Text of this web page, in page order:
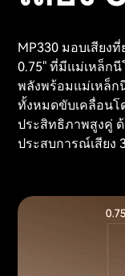
MP330 มอบเสียง
0.75" ที่มีแม่เหล็กนี
พลังพร้อมแม่เหล็ก
ทั้งหมดขับเคลื่อนโ
ประสิทธิภาพสูงคู่ ด้
ประสบการณ์เสียง